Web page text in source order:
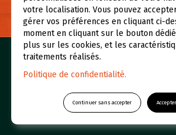
NOUS CONTACTER
Nos golfs
Espace abonné
Qui sommes-nous ?
votre localisation. Vous pouvez
gérer vos préférences en cliquant ci-
moment en cliquant sur le bouton
plus sur les cookies, et les
traitements réalisés.
Politique de confidentialité.
Continuer sans accepter Accepter